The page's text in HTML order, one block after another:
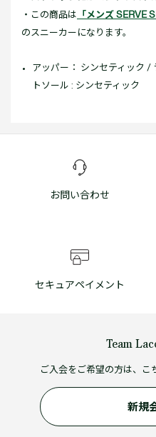
・この商品は 「メンズ SERVE
のスニーカーになります。
アッパー： シンセティック /
トソール : シンセティック
お問い合わせ
セキュアペイメント
Team
ご入会をご希望の方は、こ
新規